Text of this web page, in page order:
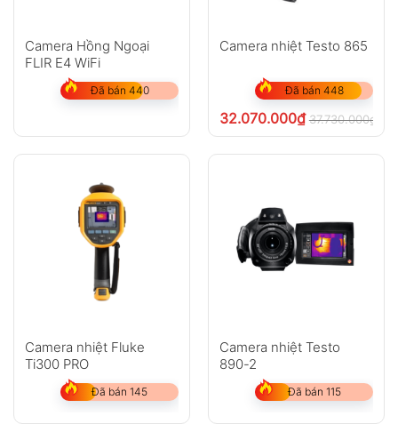
Camera Hồng Ngoại
FLIR E4 WiFi
Đã bán 440
Camera nhiệt Testo 865
Đã bán 448
32.070.000₫ 37.730.000₫
Camera nhiệt Fluke
Ti300 PRO
Đã bán 145
Camera nhiệt Testo
890-2
Đã bán 115